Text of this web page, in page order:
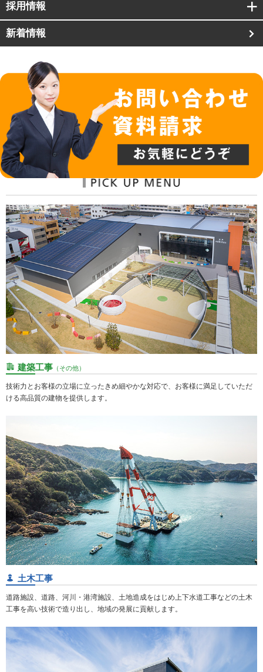
採用情報
新着情報
建築工事 （その他）
技術力とお客様の立場に立ったきめ細やかな対応で、お客様に満足していただ
ける高品質の建物を提供します。
土木工事
道路施設、道路、河川・港湾施設、土地造成をはじめ上下水道工事などの土木
工事を高い技術で造り出し、地域の発展に貢献します。